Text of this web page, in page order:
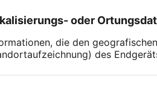
oder
die den
des